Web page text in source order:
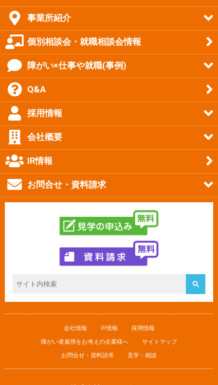
事業所紹介
個別相談会・就職相談会情報
障がい×仕事や就職(事例)
Q&A
採用情報
会社概要
IR情報
お問合せ・資料請求
会社情報 IR情報
採用情報
障がい者雇用をお考えの企業様へ
サイトマップ
お問合せ・資料請求
見学・相談